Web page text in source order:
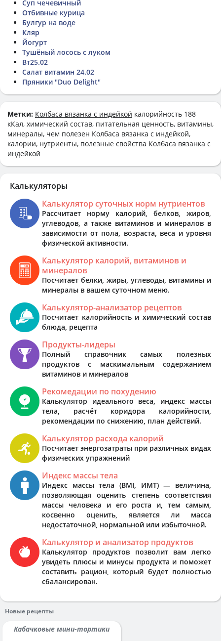
Суп чечевичный
Отбивные курица
Булгур на воде
Кляр
Йогурт
Тушёный лосось с луком
Вт25.02
Салат витамин 24.02
Пряники "Duo Delight"
Метки: Колбаса вязанка с индейкой калорийность 188
кКал, химический состав, питательная ценность, витамины,
минералы, чем полезен Колбаса вязанка с индейкой,
калории, нутриенты, полезные свойства Колбаса вязанка с
индейкой
Калькуляторы
Калькулятор суточных норм нутриентов
Рассчитает норму калорий, белков, жиров,
углеводов, а также витаминов и минералов в
зависимости от пола, возраста, веса и уровня
физической активности.
Калькулятор калорий, витаминов и
минералов
Посчитает белки, жиры, углеводы, витамины и
минералы в вашем суточном меню.
Калькулятор-анализатор рецептов
Посчитает калорийность и химический состав
блюда, рецепта
Продукты-лидеры
Полный справочник самых полезных
продуктов с маскимальным содержанием
витаминов и минералов
Рекомедации по похудению
Калькулятор идеального веса, индекс массы
тела, расчёт коридора калорийности,
рекомендации по снижению, план действий.
Калькулятор расхода калорий
Посчитает энергозатраты при различных видах
физических упражнений
Индекс массы тела
Индекс массы тела (BMI, ИМТ) — величина,
позволяющая оценить степень соответствия
массы человека и его роста и, тем самым,
косвенно оценить, является ли масса
недостаточной, нормальной или избыточной.
Калькулятор и анализатор продуктов
Калькулятор продуктов позволит вам легко
увидеть плюсы и минусы продукта и поможет
составить рацион, который будет полностью
сбалансирован.
Новые рецепты
Кабачковые мини-тортики